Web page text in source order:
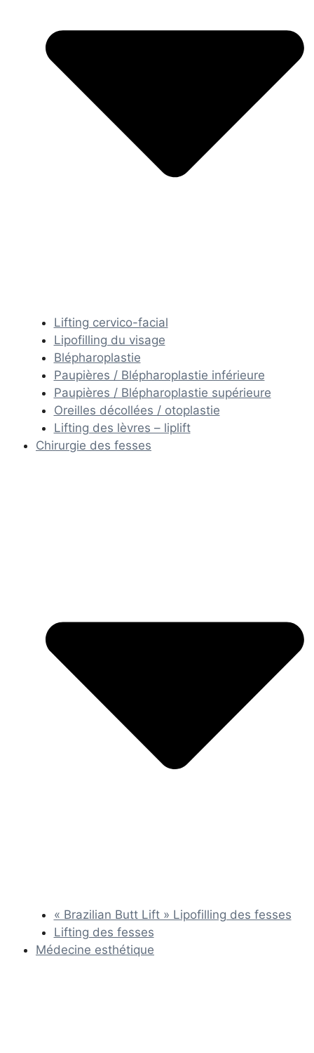
Lifting cervico-facial
Lipofilling du visage
Blépharoplastie
Paupières / Blépharoplastie inférieure
Paupières / Blépharoplastie supérieure
Oreilles décollées / otoplastie
Lifting des lèvres – liplift
Chirurgie des fesses
« Brazilian Butt Lift » Lipofilling des fesses
Lifting des fesses
Médecine esthétique